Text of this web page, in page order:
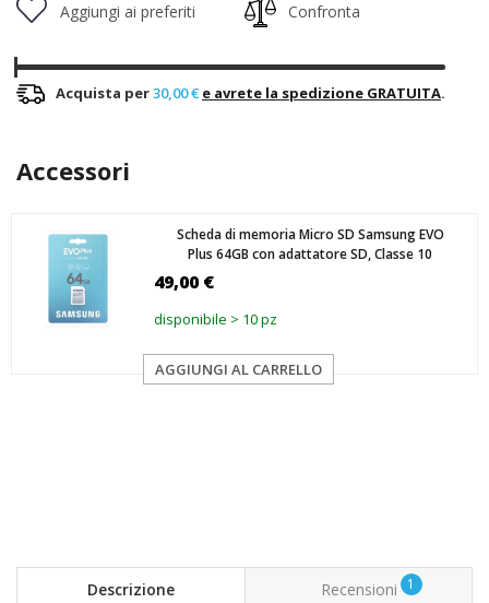
Aggiungi ai preferiti Confronta
Acquista per30,00 € e avrete la spedizione GRATUITA.
Accessori
Scheda di memoria Micro SD Samsung EVO
Plus 64GB con adattatore SD, Classe 10
49,00 €
disponibile > 10 pz
AGGIUNGI AL CARRELLO
Descrizione Recensioni 1